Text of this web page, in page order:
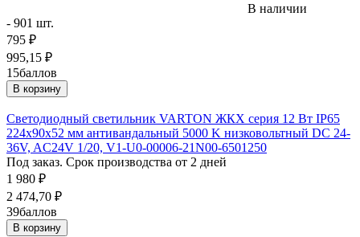
В наличии
- 901 шт.
795 ₽
995,15 ₽
15баллов
В корзину
Светодиодный светильник VARTON ЖКХ серия 12 Вт IP65
224х90х52 мм антивандальный 5000 K низковольтный DC 24-
36V, AC24V 1/20, V1-U0-00006-21N00-6501250
Под заказ. Срок производства от 2 дней
1 980 ₽
2 474,70 ₽
39баллов
В корзину